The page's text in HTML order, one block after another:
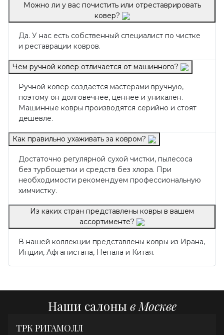
Можно ли у вас почистить или отреставрировать
ковер?
Да. У нас есть собственный специалист по чистке
и реставрации ковров.
Чем ручной ковер отличается от машинного?
Ручной ковер создается мастерами вручную,
поэтому он долговечнее, ценнее и уникален.
Машинные ковры производятся серийно и стоят
дешевле.
Как правильно ухаживать за ковром?
Достаточно регулярной сухой чистки, пылесоса
без турбощетки и средств без хлора. При
необходимости рекомендуем профессиональную
химчистку.
Из каких стран представлены ковры в вашем
ассортименте?
В нашей коллекции представлены ковры из Ирана,
Индии, Афганистана, Непала и Китая.
Наши салоны в Москве
ТРК РИГАМОЛЛ